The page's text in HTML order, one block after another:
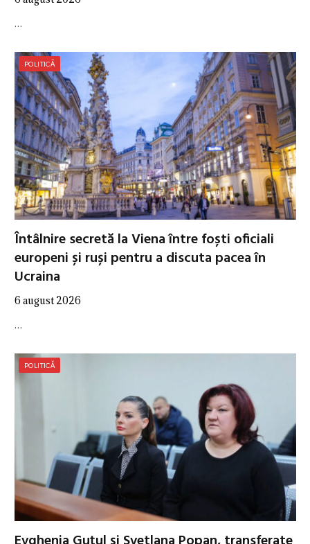
…
POLITICĂ
Întâlnire secretă la Viena între foști oficiali
europeni și ruși pentru a discuta pacea în
Ucraina
6 august 2026
…
POLITICĂ